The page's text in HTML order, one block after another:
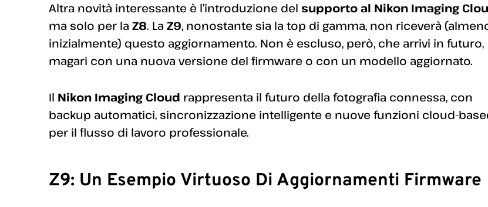
Altra novità interessante è l’introduzione del supporto al Nikon Imaging
ma solo per la Z8. La Z9, nonostante sia la top di gamma, non riceverà
inizialmente) questo aggiornamento. Non è escluso, però, che arrivi in futuro,
magari con una nuova versione del firmware o con un modello aggiornato.
Il Nikon Imaging Cloud rappresenta il futuro della fotografia connessa, con
backup automatici, sincronizzazione intelligente e nuove funzioni cloud-
per il flusso di lavoro professionale.
Z9: Un Esempio Virtuoso Di Aggiornamenti Firmware